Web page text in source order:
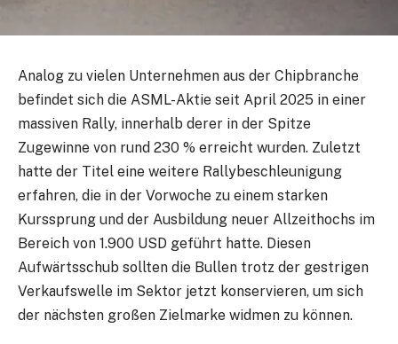
Analog zu vielen Unternehmen aus der Chipbranche
befindet sich die ASML-Aktie seit April 2025 in einer
massiven Rally, innerhalb derer in der Spitze
Zugewinne von rund 230 % erreicht wurden. Zuletzt
hatte der Titel eine weitere Rallybeschleunigung
erfahren, die in der Vorwoche zu einem starken
Kurssprung und der Ausbildung neuer Allzeithochs im
Bereich von 1.900 USD geführt hatte. Diesen
Aufwärtsschub sollten die Bullen trotz der gestrigen
Verkaufswelle im Sektor jetzt konservieren, um sich
der nächsten großen Zielmarke widmen zu können.